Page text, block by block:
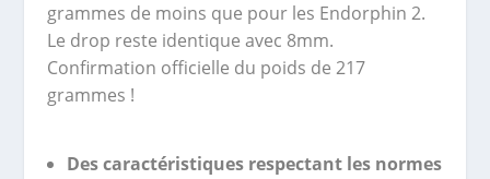
grammes de moins que pour les Endorphin 2.
Le drop reste identique avec 8mm.
Confirmation officielle du poids de 217
grammes !
Des caractéristiques respectant les normes